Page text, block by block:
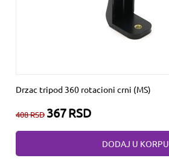
Drzac tripod 360 rotacioni crni (MS)
408RSD 367RSD
DODAJ U KORPU